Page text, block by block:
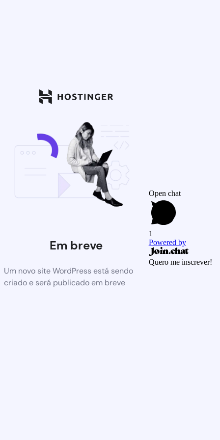
Em breve
Um novo site WordPress está sendo
criado e será publicado em breve
Open chat
1
Powered by
Quero me inscrever!